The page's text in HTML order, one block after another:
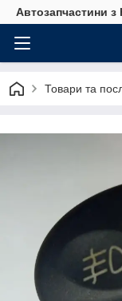
Автозапчастини з
Товари та